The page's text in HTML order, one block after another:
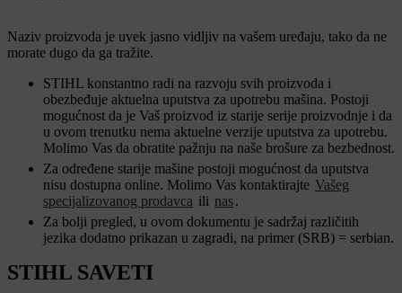
Naziv proizvoda je uvek jasno vidljiv na vašem uređaju, tako da ne
morate dugo da ga tražite.
STIHL konstantno radi na razvoju svih proizvoda i
obezbeđuje aktuelna uputstva za upotrebu mašina. Postoji
mogućnost da je Vaš proizvod iz starije serije proizvodnje i da
u ovom trenutku nema aktuelne verzije uputstva za upotrebu.
Molimo Vas da obratite pažnju na naše brošure za bezbednost.
Za određene starije mašine postoji mogućnost da uputstva
nisu dostupna online. Molimo Vas kontaktirajte Vašeg
specijalizovanog prodavca ili nas.
Za bolji pregled, u ovom dokumentu je sadržaj različitih
jezika dodatno prikazan u zagradi, na primer (SRB) = serbian.
STIHL SAVETI